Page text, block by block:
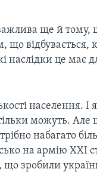
ще й тому,
що відбувається,
наслідки це має
населення.
можуть. Але
набагато
на армію XXI
що зробили